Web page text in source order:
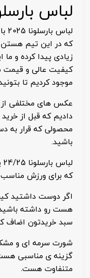
لباس بارسلونا
که در این تیم هستن
زیادی پیدا کرده و ما
کیفیت عالی و قیمت
موجود کردیم تا
عکس های مختلفی از
دادیم که قبل از
محصولی که قرار به
باشید.
که برای ورزش
اگر دوست داشتید
هست رو داشته
سبد خریدتون اضاف
شورت سرمه ای و
گزینه ی مناسبی
متنفاوت هست.